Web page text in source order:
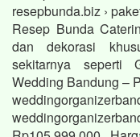
resepbunda.biz ›
Resep Bunda
dan dekorasi
sekitarnya seperti
Wedding Bandung –